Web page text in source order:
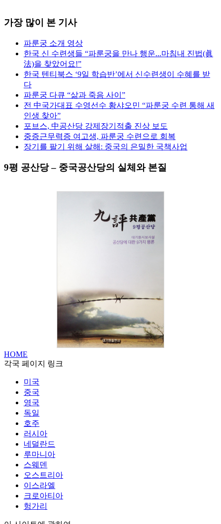
가장 많이 본 기사
파룬궁 소개 영상
한국 신 수련생들 “파룬궁을 만나 행운...마침내 진법(眞
法)을 찾았어요!”
한국 텐티북스 ‘9일 학습반’에서 신수련생이 수혜를 받
다
파룬궁 다큐 “삶과 죽음 사이”
전 中국가대표 수영선수 황샤오민 “파룬궁 수련 통해 새
인생 찾아”
포브스, 中공산당 강제장기적출 진상 보도
중증근무력증 여고생, 파룬궁 수련으로 회복
장기를 팔기 위해 살해: 중국의 은밀한 국책사업
9평 공산당 – 중국공산당의 실체와 본질
HOME
각국 페이지 링크
미국
중국
영국
독일
호주
러시아
네덜란드
루마니아
스웨덴
오스트리아
이스라엘
크로아티아
헝가리